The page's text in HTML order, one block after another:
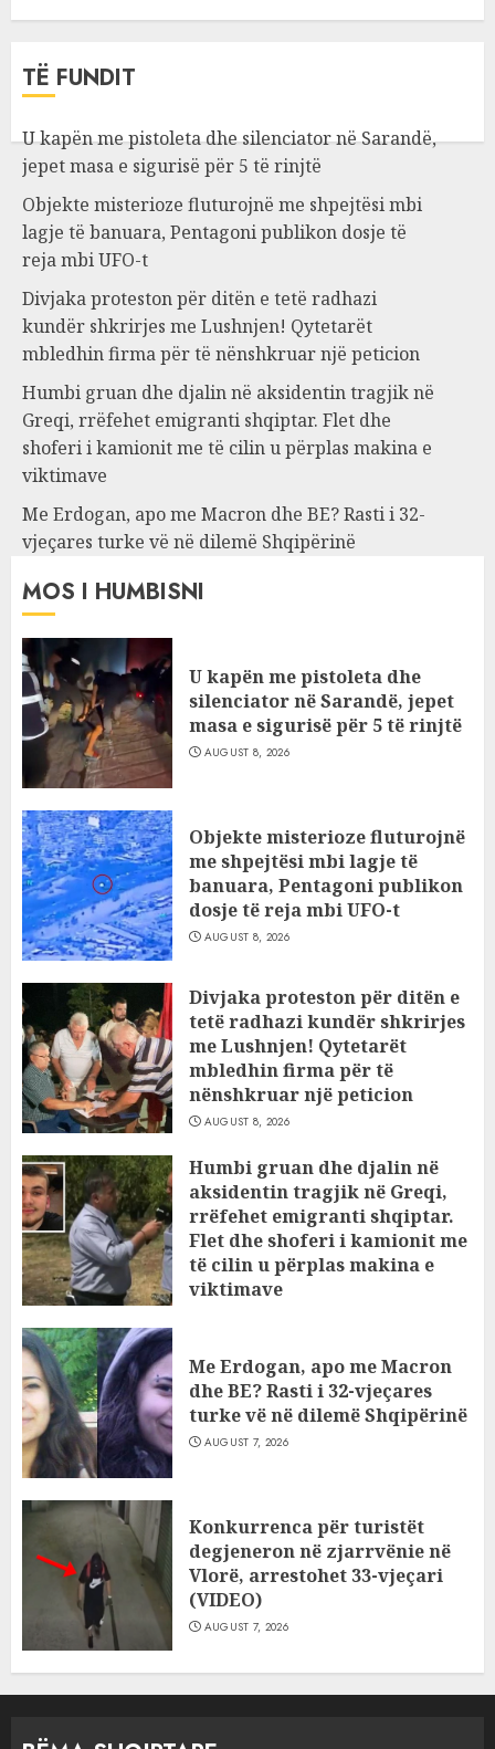
TË FUNDIT
U kapën me pistoleta dhe silenciator në Sarandë,
jepet masa e sigurisë për 5 të rinjtë
Objekte misterioze fluturojnë me shpejtësi mbi
lagje të banuara, Pentagoni publikon dosje të
reja mbi UFO-t
Divjaka proteston për ditën e tetë radhazi
kundër shkrirjes me Lushnjen! Qytetarët
mbledhin firma për të nënshkruar një peticion
Humbi gruan dhe djalin në aksidentin tragjik në
Greqi, rrëfehet emigranti shqiptar. Flet dhe
shoferi i kamionit me të cilin u përplas makina e
viktimave
Me Erdogan, apo me Macron dhe BE? Rasti i 32-
vjeçares turke vë në dilemë Shqipërinë
MOS I HUMBISNI
U kapën me pistoleta dhe
silenciator në Sarandë, jepet
masa e sigurisë për 5 të rinjtë
AUGUST 8, 2026
Objekte misterioze fluturojnë
me shpejtësi mbi lagje të
banuara, Pentagoni publikon
dosje të reja mbi UFO-t
AUGUST 8, 2026
Divjaka proteston për ditën e
tetë radhazi kundër shkrirjes
me Lushnjen! Qytetarët
mbledhin firma për të
nënshkruar një peticion
AUGUST 8, 2026
Humbi gruan dhe djalin në
aksidentin tragjik në Greqi,
rrëfehet emigranti shqiptar.
Flet dhe shoferi i kamionit me
të cilin u përplas makina e
viktimave
Me Erdogan, apo me Macron
dhe BE? Rasti i 32-vjeçares
turke vë në dilemë Shqipërinë
AUGUST 7, 2026
Konkurrenca për turistët
degjeneron në zjarrvënie në
Vlorë, arrestohet 33-vjeçari
(VIDEO)
AUGUST 7, 2026